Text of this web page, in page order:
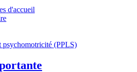
d'accueil
psychomotricité (PPLS)